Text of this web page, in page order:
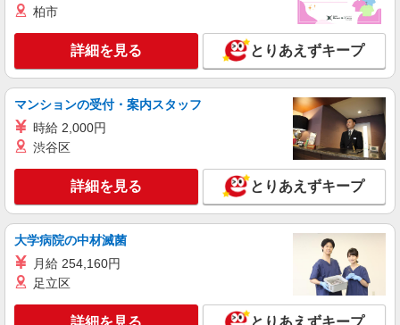
時給1450円〜2062円 ＜日払い有/週払い有/交
小倉南区内 車通勤OK・ガソリン代支給
キープ 詳細を見る
派遣社員
株式会社kotrio /●FK-H-1981370
北方駅｜リハビリ補助などのデイサービス
STAFF♪未経験OK
時給1450円〜2062円 ＜日払い有/週払い有/交
通費全支給(ガソリン代含む)＞
詳細を見る
柏市
詳細を見る とりあえずキープ
マンションの受付・案内スタッフ
時給 2,000円
渋谷区
詳細を見る とりあえずキープ
大学病院の中材滅菌
月給 254,160円
足立区
詳細を見る とりあえずキープ